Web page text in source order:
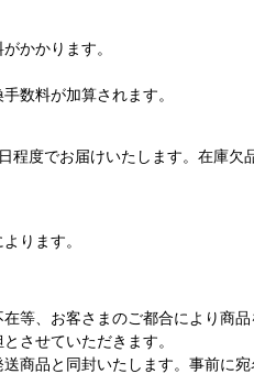
かります。
料が加算されます。
程度でお届けいたします。在庫欠
ります。
等、お客さまのご都合により商
させていただきます。
商品と同封いたします。事前に